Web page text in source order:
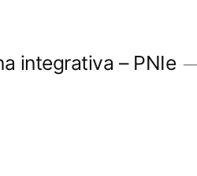
integrativa – PNIe